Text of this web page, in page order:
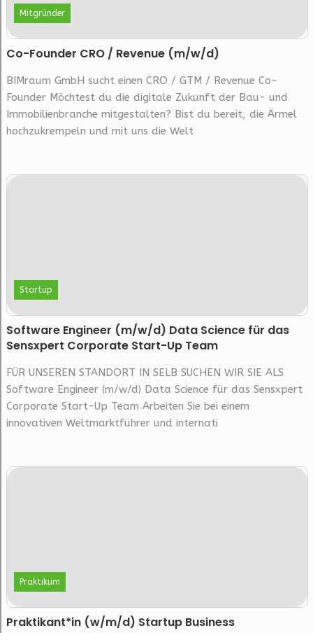
Mitgründer
Co-Founder CRO / Revenue (m/w/d)
BIMraum GmbH sucht einen CRO / GTM / Revenue Co-
Founder Möchtest du die digitale Zukunft der Bau- und
Immobilienbranche mitgestalten? Bist du bereit, die Ärmel
hochzukrempeln und mit uns die Welt
Startup
Software Engineer (m/w/d) Data Science für das
Sensxpert Corporate Start-Up Team
FÜR UNSEREN STANDORT IN SELB SUCHEN WIR SIE ALS
Software Engineer (m/w/d) Data Science für das Sensxpert
Corporate Start-Up Team Arbeiten Sie bei einem
innovativen Weltmarktführer und internati
Praktikum
Praktikant*in (w/m/d) Startup Business